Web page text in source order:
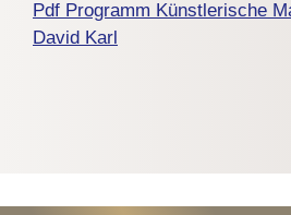
Pdf Programm Künstlerische
David Karl